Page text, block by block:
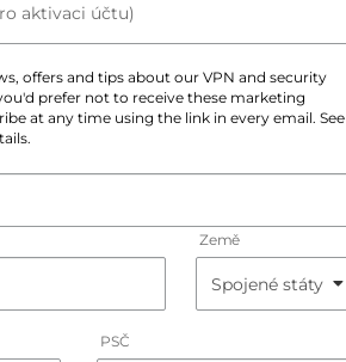
aktivaci účtu)
offers and tips about our VPN and security
prefer not to receive these marketing
at any time using the link in every email. See
Země
PSČ